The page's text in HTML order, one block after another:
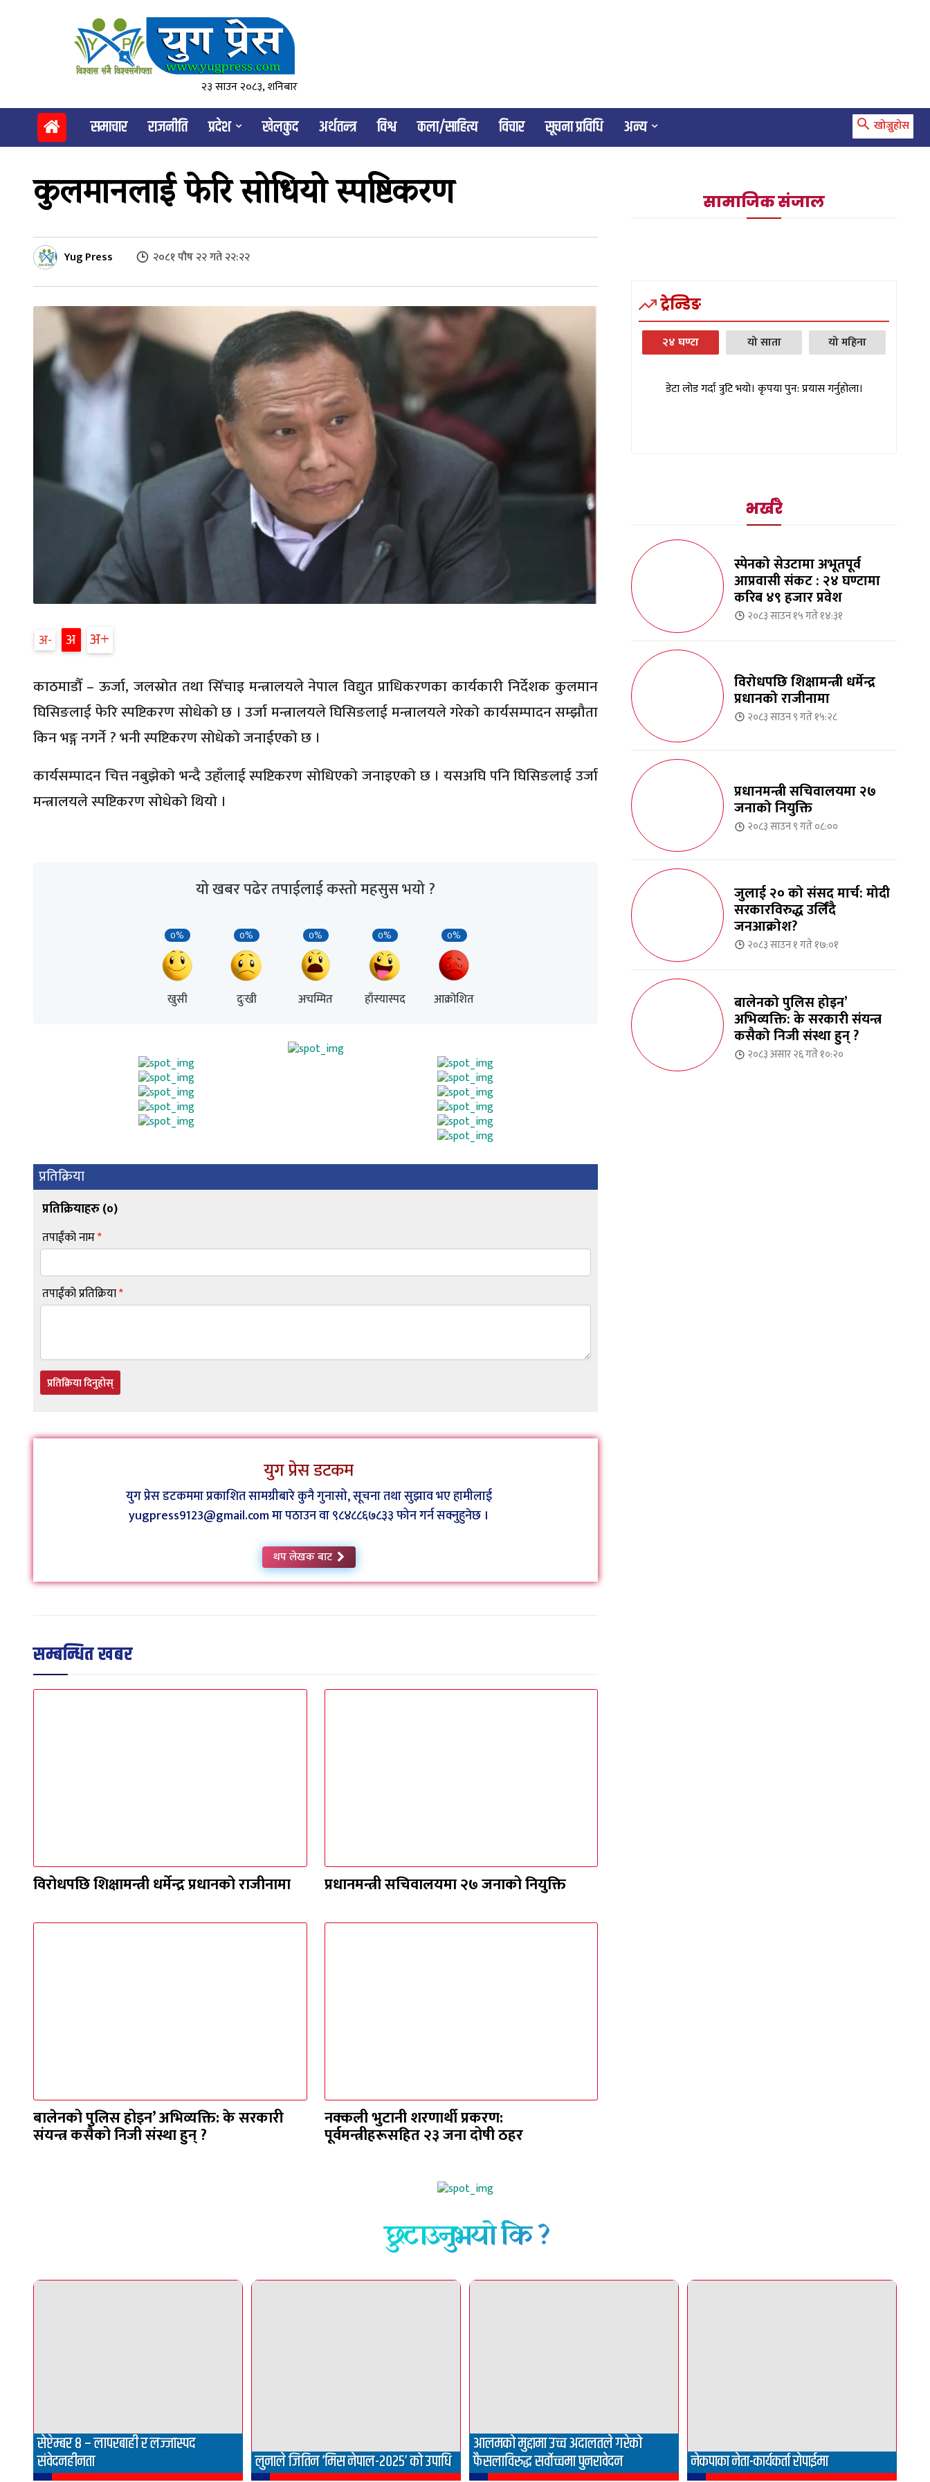
२३ साउन २०८३, शनिबार
समाचार राजनीति प्रदेश खेलकुद अर्थतन्त्र विश्व कला/साहित्य विचार सूचना प्रविधि अन्य खोज्नुहोस
कुलमानलाई फेरि सोधियो स्पष्टिकरण
Yug Press २०८१ पौष २२ गते २२:२२
अ अ अ
काठमाडौँ – ऊर्जा, जलस्रोत तथा सिँचाइ मन्त्रालयले नेपाल विद्युत प्राधिकरणका कार्यकारी निर्देशक कुलमान
घिसिङलाई फेरि स्पष्टिकरण सोधेको छ । उर्जा मन्त्रालयले घिसिङलाई मन्त्रालयले गरेको कार्यसम्पादन सम्झौता
किन भङ्ग नगर्ने ? भनी स्पष्टिकरण सोधेको जनाईएको छ ।
कार्यसम्पादन चित्त नबुझेको भन्दै उहाँलाई स्पष्टिकरण सोधिएको जनाइएको छ । यसअघि पनि घिसिङलाई उर्जा
मन्त्रालयले स्पष्टिकरण सोधेको थियो ।
यो खबर पढेर तपाईलाई कस्तो महसुस भयो ?
0%
खुसी
0%
दुःखी
0%
अचम्मित
0%
हाँस्यास्पद
0%
आक्रोशित
प्रतिक्रिया
प्रतिक्रियाहरु (०)
तपाईंको नाम*
तपाईंको प्रतिक्रिया*
प्रतिक्रिया दिनुहोस्
युग प्रेस डटकम
युग प्रेस डटकममा प्रकाशित सामग्रीबारे कुनै गुनासो, सूचना तथा सुझाव भए हामीलाई
yugpress9123@gmail.com मा पठाउन वा ९८४८८६७८३३ फोन गर्न सक्नुहुनेछ ।
थप लेखक बाट
सम्बन्धित खबर
विरोधपछि शिक्षामन्त्री धर्मेन्द्र प्रधानको राजीनामा प्रधानमन्त्री सचिवालयमा २७ जनाको नियुक्ति
बालेनको पुलिस होइन’ अभिव्यक्ति: के सरकारी
संयन्त्र कसैको निजी संस्था हुन् ?
नक्कली भुटानी शरणार्थी प्रकरण:
पूर्वमन्त्रीहरूसहित २३ जना दोषी ठहर
सामाजिक संजाल
ट्रेन्डिङ
२४ घण्टा यो साता यो महिना
डेटा लोड गर्दा त्रुटि भयो। कृपया पुन: प्रयास गर्नुहोला।
भर्खरै
स्पेनको सेउटामा अभूतपूर्व
आप्रवासी संकट : २४ घण्टामा
करिब ४९ हजार प्रवेश
२०८३ साउन १५ गते १४:३१
विरोधपछि शिक्षामन्त्री धर्मेन्द्र
प्रधानको राजीनामा
२०८३ साउन ९ गते १५:२८
प्रधानमन्त्री सचिवालयमा २७
जनाको नियुक्ति
२०८३ साउन ९ गते ०८:००
जुलाई २० को संसद मार्च: मोदी
सरकारविरुद्ध उर्लिंदै
जनआक्रोश?
२०८३ साउन १ गते १७:०१
बालेनको पुलिस होइन’
अभिव्यक्ति: के सरकारी संयन्त्र
कसैको निजी संस्था हुन् ?
२०८३ असार २६ गते १०:२०
छुटाउनुभयो कि ?
सेप्टेम्बर ८ – लापरबाही र लज्जास्पद
संवेदनहीनता लुनाले जितिन ‘मिस नेपाल-२०२५’ को उपाधि
आलमको मुद्दामा उच्च अदालतले गरेको
फैसलाविरुद्ध सर्वोच्चमा पुनरावेदन नेकपाका नेता-कार्यकर्ता राेपाईमा